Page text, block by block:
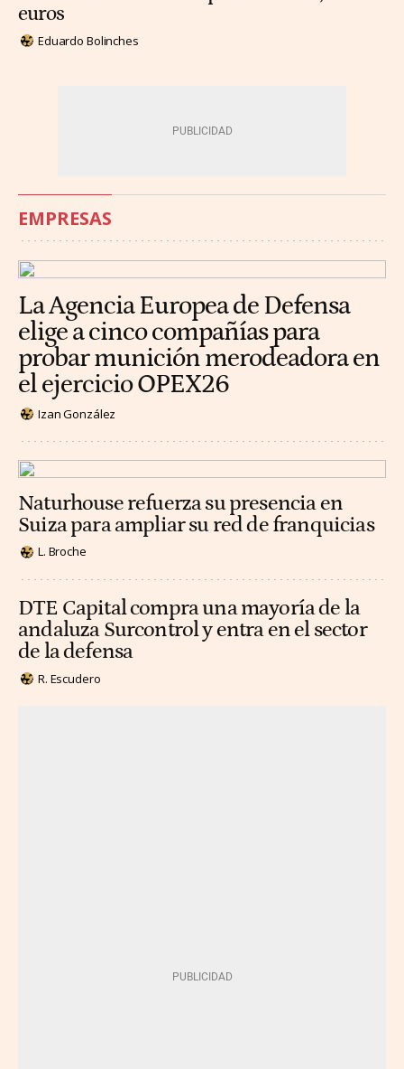
euros
Eduardo Bolinches
EMPRESAS
La Agencia Europea de Defensa
elige a cinco compañías para
probar munición merodeadora en
el ejercicio OPEX26
Izan González
Naturhouse refuerza su presencia en
Suiza para ampliar su red de franquicias
L. Broche
DTE Capital compra una mayoría de la
andaluza Surcontrol y entra en el sector
de la defensa
R. Escudero